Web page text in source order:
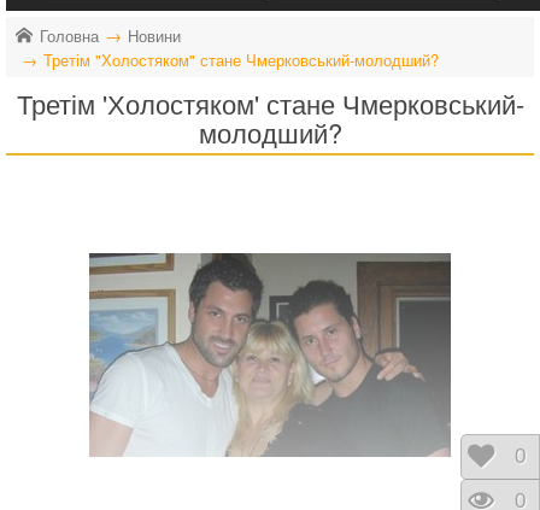
Головна
Новини
Третім "Холостяком" стане Чмерковський-молодший?
Третім 'Холостяком' стане Чмерковський-
молодший?
0
0